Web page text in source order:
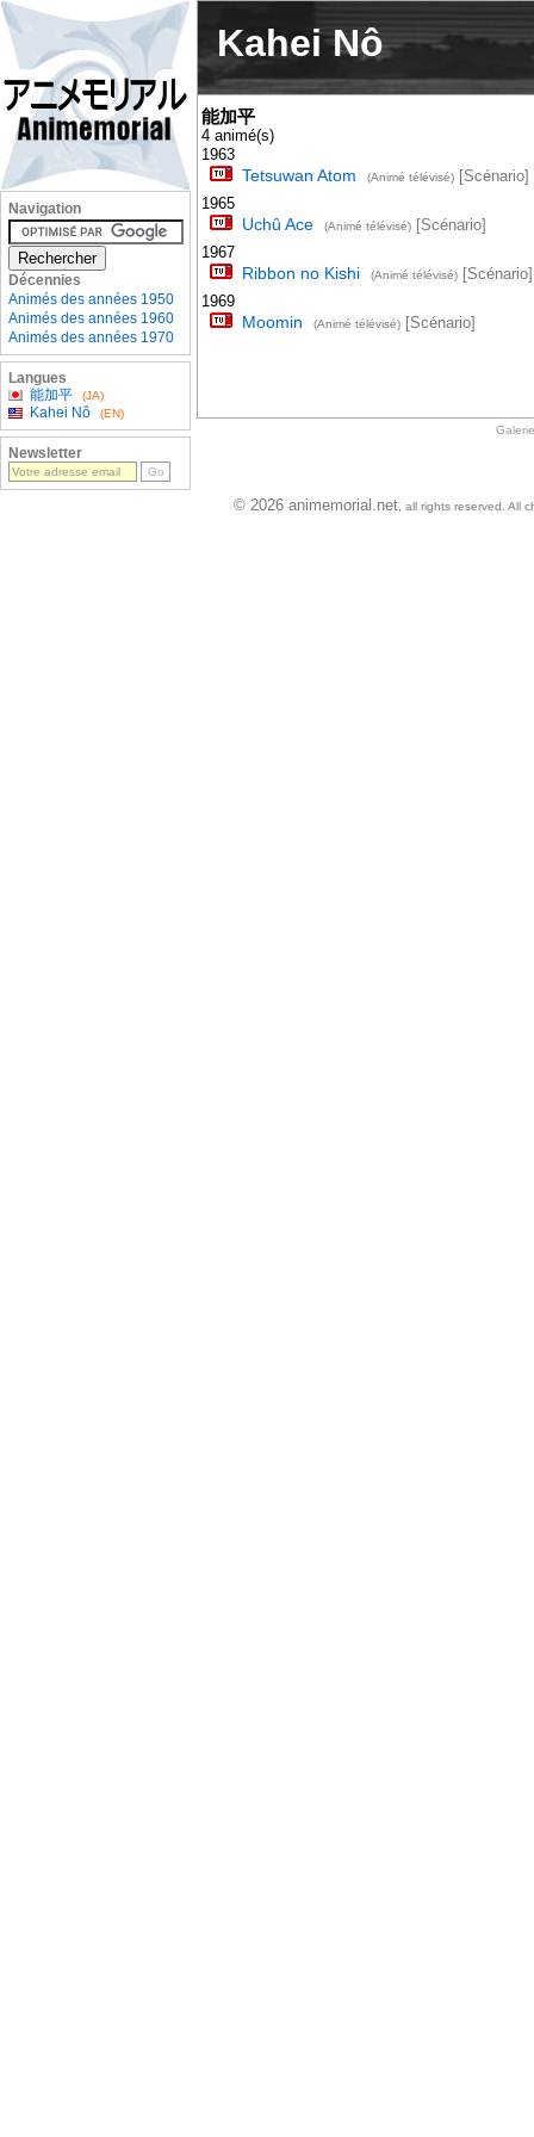
Kahei Nô
能加平
4 animé(s)
1963
Tetsuwan Atom (Animé télévisé)[Scénario]
1965
Uchû Ace (Animé télévisé)[Scénario]
1967
Ribbon no Kishi (Animé télévisé)[Scénario]
1969
Moomin (Animé télévisé)[Scénario]
Galerie
Navigation
Décennies
Animés des années 1950
Animés des années 1960
Animés des années 1970
Langues
能加平
(JA)
Kahei Nô (EN)
Newsletter
© 2026 animemorial.net , all rights reserved. All